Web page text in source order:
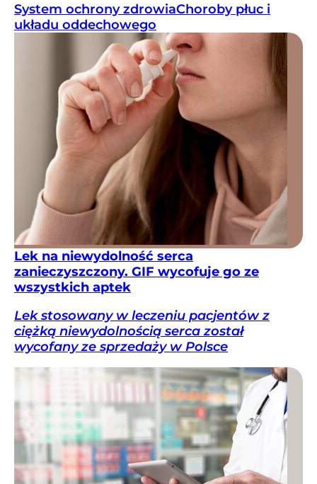
System ochrony zdrowiaChoroby płuc i
układu oddechowego
Lek na niewydolność serca
zanieczyszczony. GIF wycofuje go ze
wszystkich aptek
Lek stosowany w leczeniu pacjentów z
ciężką niewydolnością serca został
wycofany ze sprzedaży w Polsce